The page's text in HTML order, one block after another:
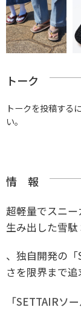
トーク
トークを投稿する
い。
情 報
超軽量でスニ
生み出した雪駄
、独自開発の
さを限界まで追
「SETTAIRソ